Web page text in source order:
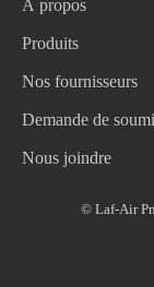
À propos
Produits
Nos fournisseurs
Demande de
Nous joindre
© Laf-Air